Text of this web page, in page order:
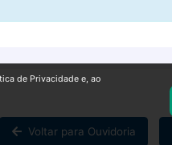
de Privacidade e, ao
Voltar para Ouvidoria